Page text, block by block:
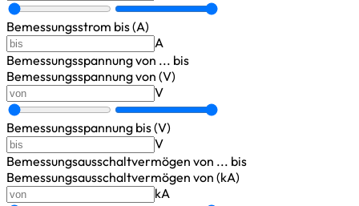
Bemessungsstrom bis (A)
A
Bemessungsspannungvon ... bis
Bemessungsspannung von (V)
V
Bemessungsspannung bis (V)
V
Bemessungsausschaltvermögen von ... bis
Bemessungsausschaltvermögen von (kA)
kA